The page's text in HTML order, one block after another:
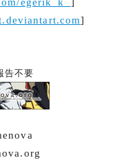
]
告不要